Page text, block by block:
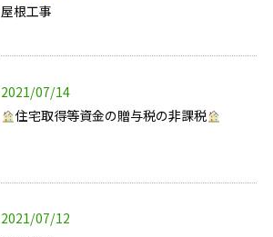
屋根工事
2021/07/14
住宅取得等資金の贈与税の非課税
2021/07/12